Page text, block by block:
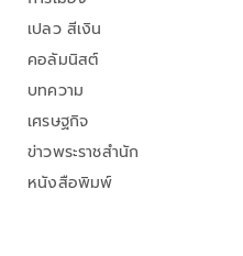
เปลว สีเงิน
คอลัมนิสต์
บทความ
เศรษฐกิจ
ข่าวพระราชสำนัก
หนังสือพิมพ์